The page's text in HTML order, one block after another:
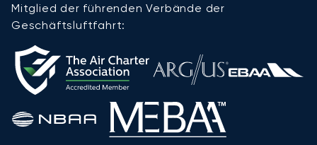
Mitglied der führenden Verbände der
Geschäftsluftfahrt: